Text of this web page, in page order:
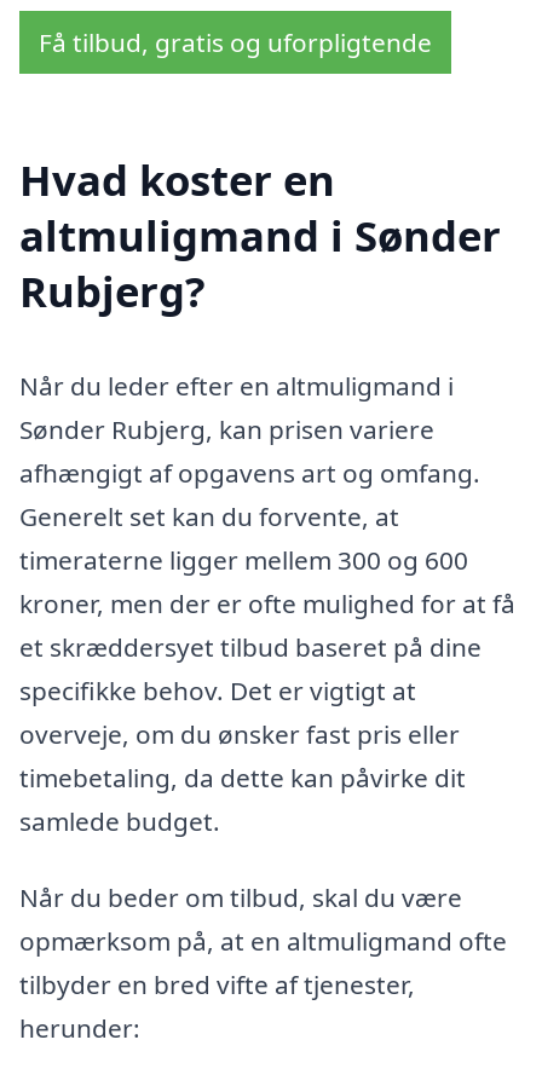
Få tilbud, gratis og uforpligtende
Hvad koster en
altmuligmand i Sønder
Rubjerg?
Når du leder efter en altmuligmand i
Sønder Rubjerg, kan prisen variere
afhængigt af opgavens art og omfang.
Generelt set kan du forvente, at
timeraterne ligger mellem 300 og 600
kroner, men der er ofte mulighed for at få
et skræddersyet tilbud baseret på dine
specifikke behov. Det er vigtigt at
overveje, om du ønsker fast pris eller
timebetaling, da dette kan påvirke dit
samlede budget.
Når du beder om tilbud, skal du være
opmærksom på, at en altmuligmand ofte
tilbyder en bred vifte af tjenester,
herunder: